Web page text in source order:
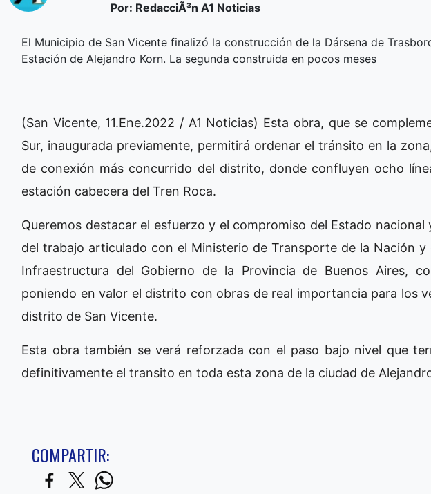
Por: RedacciÃ³n A1 Noticias
El Municipio de San Vicente finalizó la construcción de la Dársena de
Estación de Alejandro Korn. La segunda construida en pocos meses
(San Vicente, 11.Ene.2022 / A1 Noticias) Esta obra, que se
Sur, inaugurada previamente, permitirá ordenar el tránsito en la
de conexión más concurrido del distrito, donde confluyen ocho
estación cabecera del Tren Roca.
Queremos destacar el esfuerzo y el compromiso del Estado
del trabajo articulado con el Ministerio de Transporte de la Nación
Infraestructura del Gobierno de la Provincia de Buenos Aires,
poniendo en valor el distrito con obras de real importancia para los
distrito de San Vicente.
Esta obra también se verá reforzada con el paso bajo nivel que
definitivamente el transito en toda esta zona de la ciudad de
COMPARTIR: